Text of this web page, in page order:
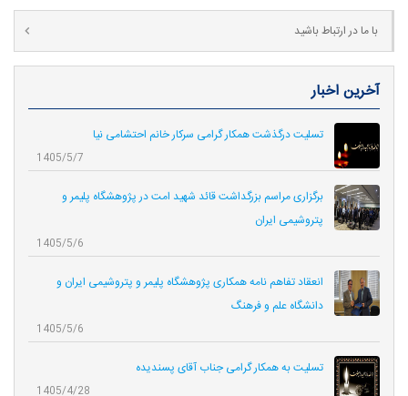
با ما در ارتباط باشید
آخرین اخبار
تسلیت درگذشت همکار گرامی سرکار خانم احتشامی نیا
1405/5/7
برگزاری مراسم بزرگداشت قائد شهید امت در پژوهشگاه پلیمر و
پتروشیمی ایران
1405/5/6
انعقاد تفاهم نامه همکاری‌ پژوهشگاه پلیمر و پتروشیمی ایران و
دانشگاه علم و فرهنگ
1405/5/6
تسلیت به همکار گرامی جناب آقای پسندیده
1405/4/28